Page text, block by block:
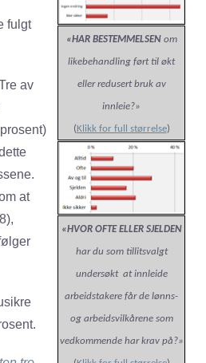
«HAR BESTEMMELSENom
likebehandling ført til økt
eller redusert bruk av
innleie?»
( Klikk for full størrelse)
«HVOR OFTE ELLER SJELDEN
har du som tillitsvalgt
undersøkt at innleide
arbeidstakere får de lønns-
og arbeidsvilkårene som
vedkommende har krav på?»
fulgt
av
at